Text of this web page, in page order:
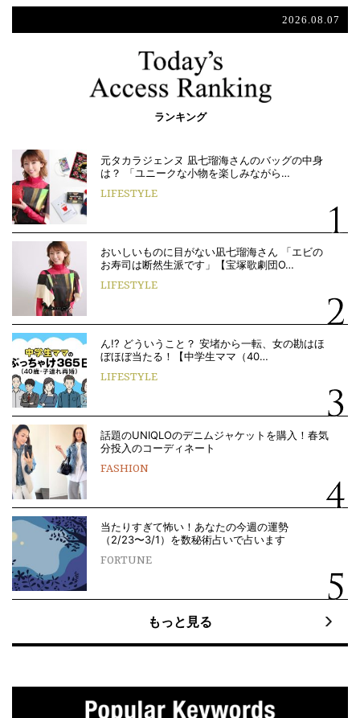
2026.08.07
ランキング
元タカラジェンヌ 凪七瑠海さんのバッグの中身
は？ 「ユニークな小物を楽しみながら…
LIFESTYLE
おいしいものに目がない凪七瑠海さん 「エビの
お寿司は断然生派です」【宝塚歌劇団O…
LIFESTYLE
ん!? どういうこと？ 安堵から一転、女の勘はほ
ぼほぼ当たる！【中学生ママ（40…
LIFESTYLE
話題のUNIQLOのデニムジャケットを購入！春気
分投入のコーディネート
FASHION
当たりすぎて怖い！あなたの今週の運勢
（2/23〜3/1）を数秘術占いで占います
FORTUNE
もっと見る